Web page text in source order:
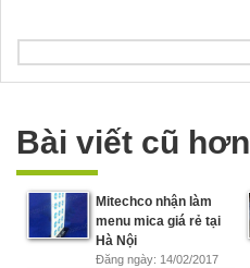
Bài viết cũ hơn
Mitechco nhận làm
menu mica giá rẻ tại
Hà Nội
Đăng ngày: 14/02/2017